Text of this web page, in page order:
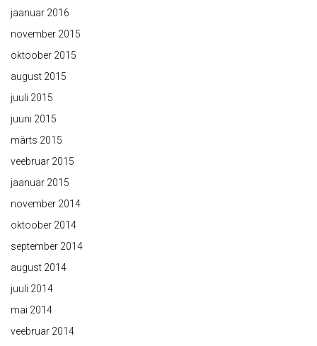
jaanuar 2016
november 2015
oktoober 2015
august 2015
juuli 2015
juuni 2015
märts 2015
veebruar 2015
jaanuar 2015
november 2014
oktoober 2014
september 2014
august 2014
juuli 2014
mai 2014
veebruar 2014